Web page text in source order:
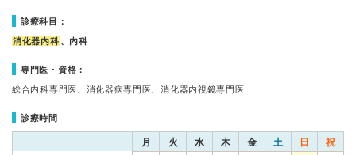
診療科目：
消化器内科 、内科
専門医・資格：
総合内科専門医、消化器病専門医、消化器内視鏡専門医
診療時間
月 火 水 木 金 土 日 祝